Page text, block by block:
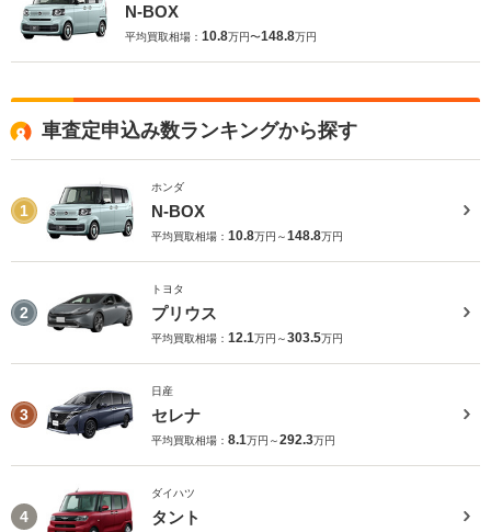
N-BOX
平均買取相場： 10.8万円〜148.8万円
車査定申込み数ランキングから探す
1
ホンダ
N-BOX
平均買取相場： 10.8万円～148.8万円
2
トヨタ
プリウス
平均買取相場： 12.1万円～303.5万円
3
日産
セレナ
平均買取相場： 8.1万円～292.3万円
4
ダイハツ
タント